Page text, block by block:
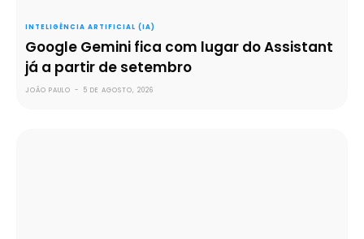
INTELIGÊNCIA ARTIFICIAL (IA)
Google Gemini fica com lugar do Assistant
já a partir de setembro
JOÃO PAULO - 5 DE AGOSTO, 2026